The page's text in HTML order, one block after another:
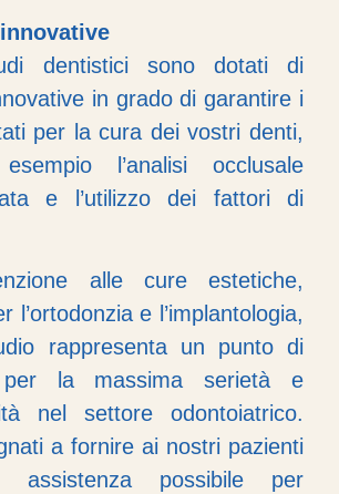
dentistici sono dotati di
in grado di garantire i
per la cura dei vostri denti,
l’analisi occlusale
e l’utilizzo dei fattori di
alle cure estetiche,
l’ortodonzia e l’implantologia,
rappresenta un punto di
per la massima serietà e
nel settore odontoiatrico.
a fornire ai nostri pazienti
assistenza possibile per